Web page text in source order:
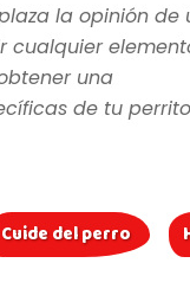
la opinión de
cualquier
una
de tu
Cuide del perro